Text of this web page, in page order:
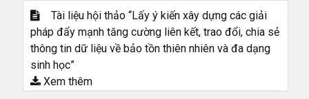
Tài liệu hội thảo “Lấy ý kiến xây dựng các giải
pháp đẩy mạnh tăng cường liên kết, trao đổi, chia sẻ
thông tin dữ liệu về bảo tồn thiên nhiên và đa dạng
sinh học”
Xem thêm